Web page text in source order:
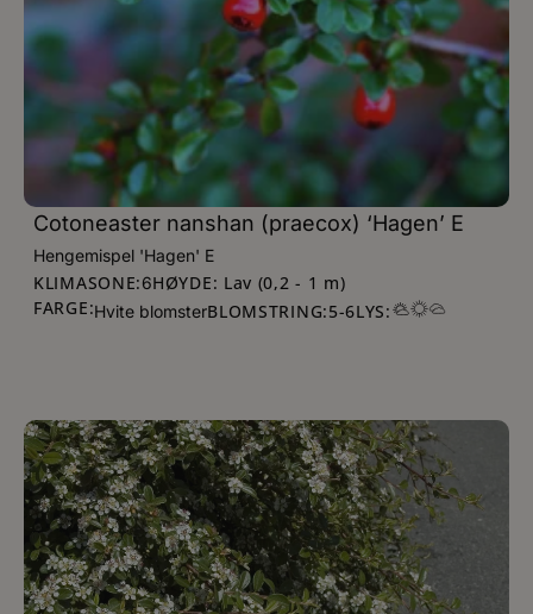
Cotoneaster nanshan (praecox) ‘Hagen’ E
Hengemispel 'Hagen' E
KLIMASONE:6HØYDE: Lav (0,2 - 1 m)
FARGE:Hvite blomsterBLOMSTRING:5-6LYS: